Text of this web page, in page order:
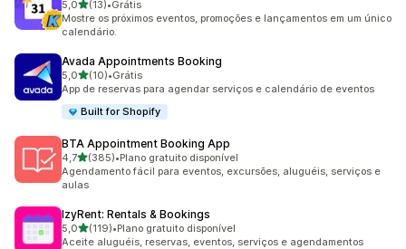
5,0de 5 estrelas
(13)
13 avaliações ao todo
•Grátis
Mostre os próximos eventos, promoções e lançamentos em um único
calendário.
Avada Appointments Booking
5,0de 5 estrelas
(10)
10 avaliações ao todo
•Grátis
App de reservas para agendar serviços e calendário de eventos
Built for Shopify
BTA Appointment Booking App
4,7de 5 estrelas
(385)
385 avaliações ao todo
•Plano gratuito disponível
Agendamento fácil para eventos, excursões, aluguéis, serviços e
aulas
IzyRent: Rentals & Bookings
5,0de 5 estrelas
(119)
119 avaliações ao todo
•Plano gratuito disponível
Aceite aluguéis, reservas, eventos, serviços e agendamentos